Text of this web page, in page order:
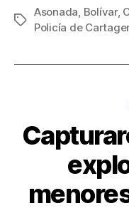
c
e
b
k
tt
er
ail
Etiquetas
Asonada, Bolívar,
Policía de